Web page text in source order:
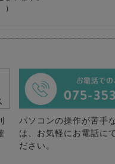
）
パソコンの操作が苦手
は、お気軽にお電話に
ださい。